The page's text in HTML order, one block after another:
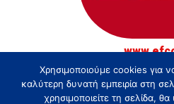
© Τσακίρης - Αγρός,
Χρησιμοποιούμε cookies για
καλύτερη δυνατή εμπειρία στη
χρησιμοποιείτε τη σελίδα,